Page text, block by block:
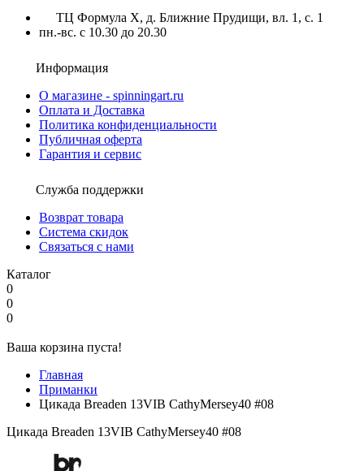
ТЦ Формула X, д. Ближние Прудищи, вл. 1, с. 1
пн.-вс. с 10.30 до 20.30
Информация
О магазине - spinningart.ru
Оплата и Доставка
Политика конфиденциальности
Публичная оферта
Гарантия и сервис
Служба поддержки
Возврат товара
Система скидок
Связаться с нами
Каталог
0
0
0
Ваша корзина пуста!
Главная
Приманки
Цикада Breaden 13VIB CathyMersey40 #08
Цикада Breaden 13VIB CathyMersey40 #08